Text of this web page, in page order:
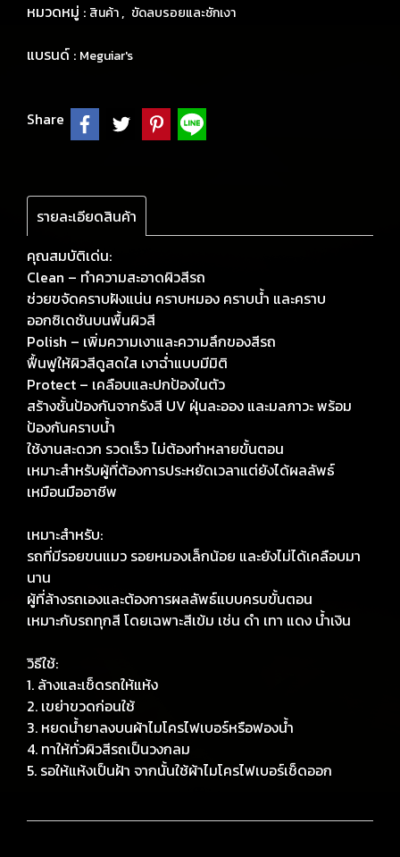
หมวดหมู่ : สินค้า, ขัดลบรอยและชักเงา
แบรนด์ : Meguiar's
Share
รายละเอียดสินค้า
คุณสมบัติเด่น:
Clean – ทำความสะอาดผิวสีรถ
ช่วยขจัดคราบฝังแน่น คราบหมอง คราบน้ำ และคราบ
ออกซิเดชันบนพื้นผิวสี
Polish – เพิ่มความเงาและความลึกของสีรถ
ฟื้นฟูให้ผิวสีดูสดใส เงาฉ่ำแบบมีมิติ
Protect – เคลือบและปกป้องในตัว
สร้างชั้นป้องกันจากรังสี UV ฝุ่นละออง และมลภาวะ พร้อม
ป้องกันคราบน้ำ
ใช้งานสะดวก รวดเร็ว ไม่ต้องทำหลายขั้นตอน
เหมาะสำหรับผู้ที่ต้องการประหยัดเวลาแต่ยังได้ผลลัพธ์
เหมือนมืออาชีพ
เหมาะสำหรับ:
รถที่มีรอยขนแมว รอยหมองเล็กน้อย และยังไม่ได้เคลือบมา
นาน
ผู้ที่ล้างรถเองและต้องการผลลัพธ์แบบครบขั้นตอน
เหมาะกับรถทุกสี โดยเฉพาะสีเข้ม เช่น ดำ เทา แดง น้ำเงิน
วิธีใช้:
1. ล้างและเช็ดรถให้แห้ง
2. เขย่าขวดก่อนใช้
3. หยดน้ำยาลงบนผ้าไมโครไฟเบอร์หรือฟองน้ำ
4. ทาให้ทั่วผิวสีรถเป็นวงกลม
5. รอให้แห้งเป็นฝ้า จากนั้นใช้ผ้าไมโครไฟเบอร์เช็ดออก